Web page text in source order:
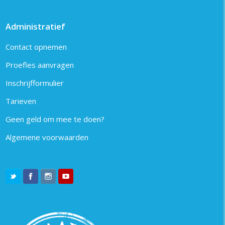
Administratief
Contact opnemen
Proefles aanvragen
Inschrijfformulier
Tarieven
Geen geld om mee te doen?
Algemene voorwaarden